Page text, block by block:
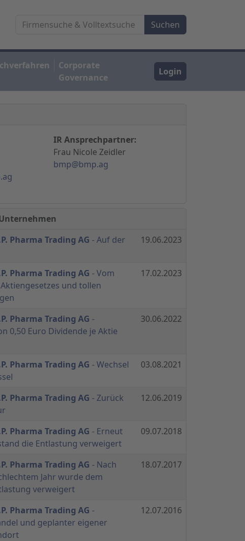
Corporate
Governance
Login
IR Ansprechpartner:
Frau Nicole Zeidler
bmp@bmp.ag
Pharma Trading AG - Auf der
19.06.2023
Pharma Trading AG - Vom
und tollen
17.02.2023
Pharma Trading AG -
0,50 Euro Dividende je Aktie
30.06.2022
Pharma Trading AG - Wechsel
03.08.2021
Pharma Trading AG - Zurück
12.06.2019
Pharma Trading AG - Erneut
die Entlastung verweigert
09.07.2018
Pharma Trading AG - Nach
Jahr wurde dem
verweigert
18.07.2017
Pharma Trading AG -
und geplanter eigener
12.07.2016